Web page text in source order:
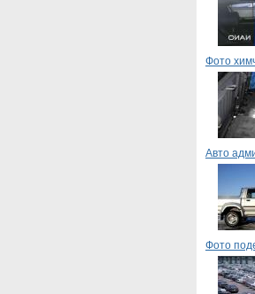
Фото
Авто
Фото